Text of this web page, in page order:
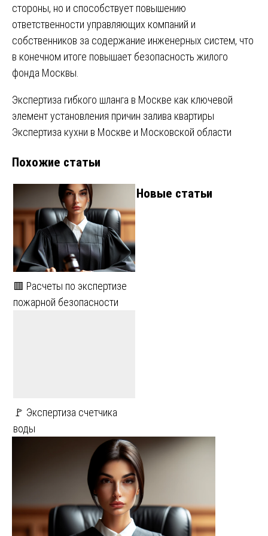
стороны, но и способствует повышению
ответственности управляющих компаний и
собственников за содержание инженерных систем, что
в конечном итоге повышает безопасность жилого
фонда Москвы.
Навигация
по
Экспертиза гибкого шланга в Москве как ключевой
элемент установления причин залива квартиры
Экспертиза кухни в Москве и Московской области
Похожие статьи
🟥 Расчеты по экспертизе
пожарной безопасности
🚩 Экспертиза счетчика
воды
Новые статьи